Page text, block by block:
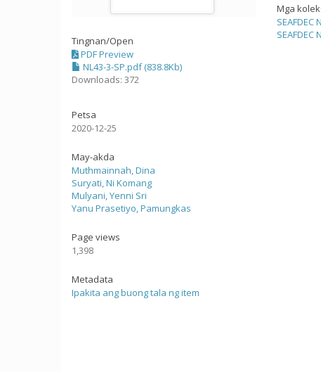
Tingnan/Open
PDF Preview
NL43-3-SP.pdf (838.8Kb)
Downloads: 372
Petsa
2020-12-25
May-akda
Muthmainnah, Dina
Suryati, Ni Komang
Mulyani, Yenni Sri
Yanu Prasetiyo, Pamungkas
Page views
1,398
Metadata
Ipakita ang buong tala ng item
Mga